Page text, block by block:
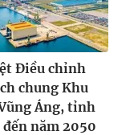
Điều chỉnh
chung Khu
Áng, tỉnh
năm 2050